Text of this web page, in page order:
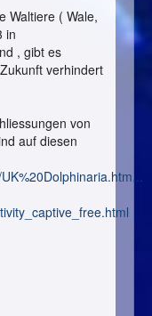
Waltiere ( Wale,
in
, gibt es
verhindert
von
auf diesen